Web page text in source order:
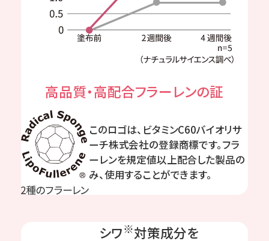
高品質・高配合フラーレンの証
このロゴは、ビタミンC60バイオリサ
ーチ株式会社の登録商標です。フラ
ーレンを規定値以上配合した製品の
み、使用することができます。
シワ※対策成分を